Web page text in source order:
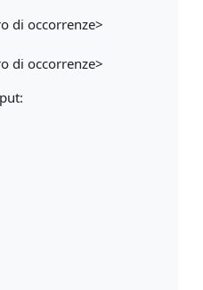
di occorrenze>
di occorrenze>